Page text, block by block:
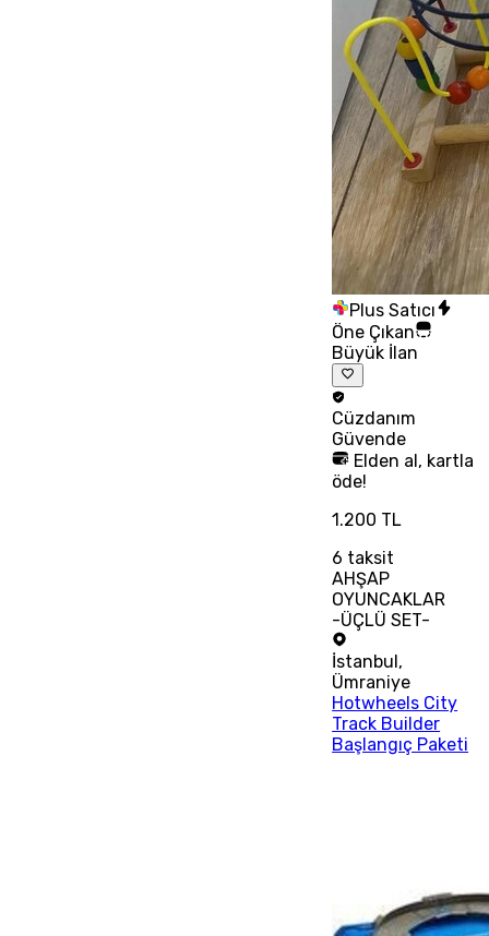
Plus Satıcı
Öne Çıkan
Büyük İlan
Cüzdanım
Güvende
Elden al, kartla
öde!
1.200 TL
6 taksit
AHŞAP
OYUNCAKLAR
-ÜÇLÜ SET-
İstanbul,
Ümraniye
Hotwheels City
Track Builder
Başlangıç Paketi